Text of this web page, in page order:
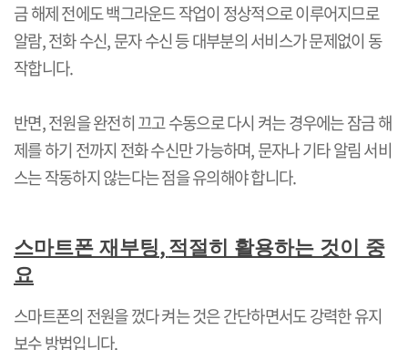
금 해제 전에도 백그라운드 작업이 정상적으로 이루어지므로
알람,전화 수신,문자 수신 등 대부분의 서비스가 문제없이 동
작합니다.
반면,전원을 완전히 끄고 수동으로 다시 켜는 경우에는 잠금 해
제를 하기 전까지 전화 수신만 가능하며,문자나 기타 알림 서비
스는 작동하지 않는다는 점을 유의해야 합니다.
스마트폰 재부팅, 적절히 활용하는 것이 중
요
스마트폰의 전원을 껐다 켜는 것은 간단하면서도 강력한 유지
보수 방법입니다.